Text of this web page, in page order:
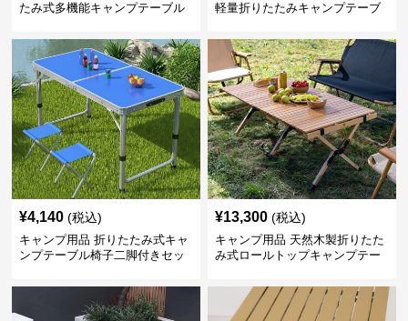
たみ式多機能キャンプテーブル
軽量折りたたみキャンプテーブ
¥4,140 (税込)
キャンプ用品 折りたたみ式キャ
ンプテーブル椅子二脚付きセッ
¥13,300 (税込)
キャンプ用品 天然木製折りたた
み式ロールトップキャンプテー